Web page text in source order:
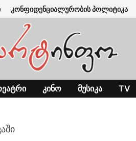
კონფიდენციალურობის პოლიტიკა
ᲙᲘᲜᲝ ᲛᲣᲡᲘᲙᲐ TV